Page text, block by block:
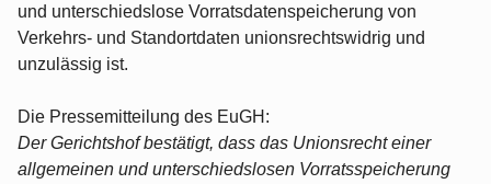
und unterschiedslose Vorratsdatenspeicherung von
Verkehrs- und Standortdaten unionsrechtswidrig und
unzulässig ist.
Die Pressemitteilung des EuGH:
Der Gerichtshof bestätigt, dass das Unionsrecht einer
allgemeinen und unterschiedslosen Vorratsspeicherung